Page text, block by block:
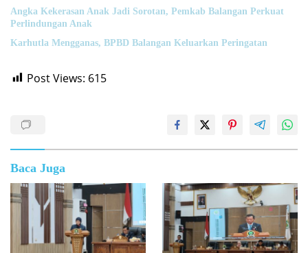
Angka Kekerasan Anak Jadi Sorotan, Pemkab Balangan Perkuat
Perlindungan Anak
Karhutla Mengganas, BPBD Balangan Keluarkan Peringatan
Post Views: 615
Baca Juga